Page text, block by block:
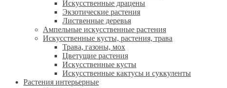
Искусственные драцены
Экзотические растения
Лиственные деревья
Ампельные искусственные растения
Искусственные кусты, растения, трава
Трава, газоны, мох
Цветущие растения
Искусственные кусты
Искусственные кактусы и суккуленты
Растения интерьерные